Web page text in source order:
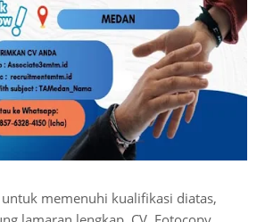
memenuhi kualifikasi diatas,